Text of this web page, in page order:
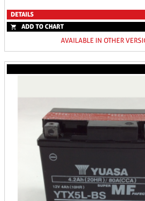
DETAILS
ADD TO CHART
AVAILABLE IN OTHER